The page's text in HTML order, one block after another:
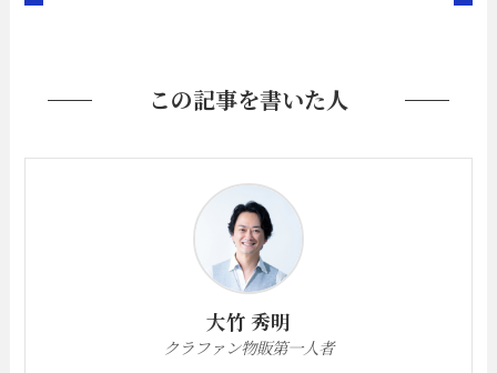
この記事を書いた人
大竹 秀明
クラファン物販第一人者